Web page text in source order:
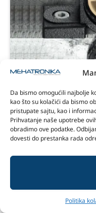
Da bismo omogućili najbolje
kao što su kolačići da bismo
pristupate sajtu, kao i
Prihvatanje naše upotrebe
obradimo ove podatke.
dovesti do prestanka rada
Politika
Moć hibrida
Sponzor: 23/
Mnogi operatori
uprkos očiglednoj